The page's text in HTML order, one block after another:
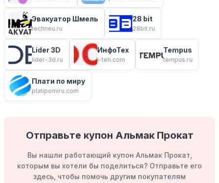
Эвакуатор Шмель
techneu.ru
28 bit
28bit.ru
Lider 3D
lider-3d.ru
ИнфоТех
i-teh.com
Tempus
tempus.ru
Плати по миру
platipomiru.com
Отправьте купон Альмак Прокат
Вы нашли работающий купон Альмак Прокат,
которым вы хотели бы поделиться? Отправьте его
здесь, чтобы помочь другим покупателям